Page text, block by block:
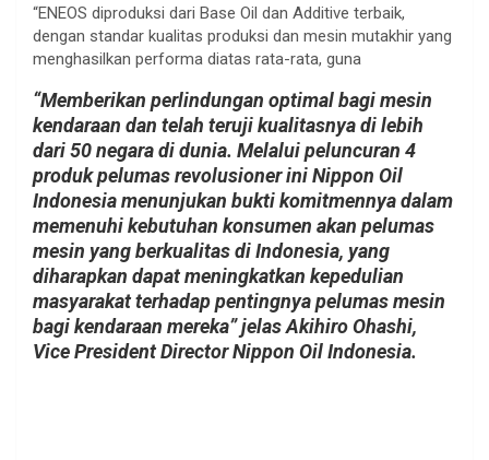
“ENEOS diproduksi dari Base Oil dan Additive terbaik,
dengan standar kualitas produksi dan mesin mutakhir yang
menghasilkan performa diatas rata-rata, guna
“Memberikan perlindungan optimal bagi mesin
kendaraan dan telah teruji kualitasnya di lebih
dari 50 negara di dunia. Melalui peluncuran 4
produk pelumas revolusioner ini Nippon Oil
Indonesia menunjukan bukti komitmennya dalam
memenuhi kebutuhan konsumen akan pelumas
mesin yang berkualitas di Indonesia, yang
diharapkan dapat meningkatkan kepedulian
masyarakat terhadap pentingnya pelumas mesin
bagi kendaraan mereka” jelas Akihiro Ohashi,
Vice President Director Nippon Oil Indonesia.